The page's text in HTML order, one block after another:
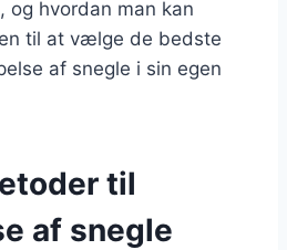
og hvordan man kan
til at vælge de bedste
af snegle i sin egen
til
af snegle